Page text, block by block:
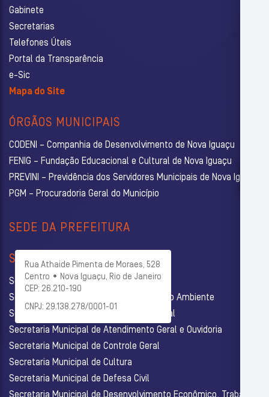
Gabinete
Secretarias
Telefones Úteis
Portal da Transparência
e-Sic
Mapa do Site
ÓRGÃOS MUNICIPAIS
CODENI – Companhia de Desenvolvimento de Nova Iguaçu
FENIG – Fundação Educacional e Cultural de Nova Iguaçu
PREVINI – Previdência dos Servidores Municipais de Nova Iguaçu
PGM – Procuradoria Geral do Município
SEDE DA PREFEITURA
Rua Athaide Pimenta de Moraes, 528
Centro • Nova Iguaçu, Rio de Janeiro
CEP: 26.210-190
CNPJ: 29.138.278/0001-01
SECRETARIAS
Secretaria Municipal de Administração
Secretaria Municipal de Agricultura e Meio Ambiente
Secretaria Municipal de Assistência Social
Secretaria Municipal de Atendimento Geral e Ouvidoria
Secretaria Municipal de Controle Geral
Secretaria Municipal de Cultura
Secretaria Municipal de Defesa Civil
Secretaria Municipal de Desenvolvimento Econômico, Trabalho